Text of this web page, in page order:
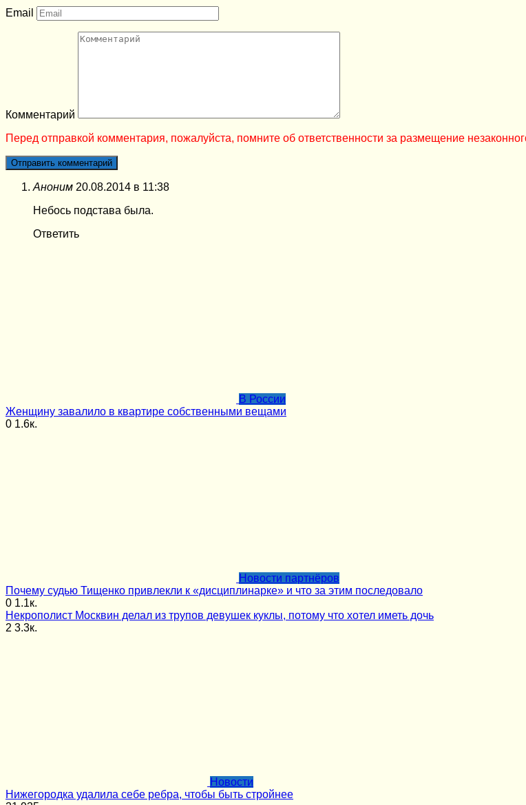
Email
Комментарий
Перед отправкой комментария, пожалуйста, помните об ответственности за размещение
Аноним 20.08.2014 в 11:38
Небось подстава была.
Ответить
В России
Женщину завалило в квартире собственными вещами
0 1.6к.
Новости партнёров
Почему судью Тищенко привлекли к «дисциплинарке» и что за этим последовало
0 1.1к.
Некрополист Москвин делал из трупов девушек куклы, потому что хотел иметь дочь
2 3.3к.
Новости
Нижегородка удалила себе ребра, чтобы быть стройнее